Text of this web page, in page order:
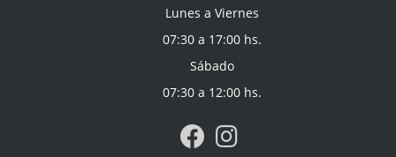
Lunes a Viernes
07:30 a 17:00 hs.
Sábado
07:30 a 12:00 hs.